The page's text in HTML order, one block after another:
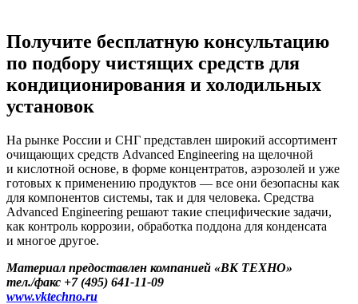
Получите бесплатную консультацию
по подбору чистящих средств для
кондиционирования и холодильных
установок
На рынке России и СНГ представлен широкий ассортимент
очищающих средств Advanced Engineering на щелочной
и кислотной основе, в форме концентратов, аэрозолей и уже
готовых к применению продуктов — все они безопасны как
для компонентов системы, так и для человека. Средства
Advanced Engineering решают такие специфические задачи,
как контроль коррозии, обработка поддона для конденсата
и многое другое.
Материал предоставлен компанией «ВК ТЕХНО»
тел./факс +7 (495) 641-11-09
www.vktechno.ru